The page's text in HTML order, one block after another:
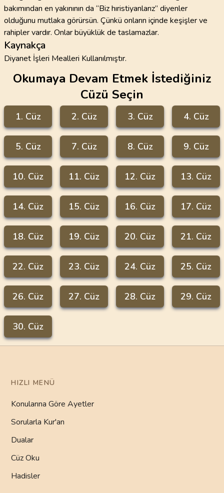
bakımından en yakınının da “Biz hıristiyanlarız” diyenler
olduğunu mutlaka görürsün. Çünkü onların içinde keşişler ve
rahipler vardır. Onlar büyüklük de taslamazlar.
Kaynakça
Diyanet İşleri Mealleri Kullanılmıştır.
Okumaya Devam Etmek İstediğiniz
Cüzü Seçin
1. Cüz 2. Cüz 3. Cüz 4. Cüz
5. Cüz 7. Cüz 8. Cüz 9. Cüz
10. Cüz 11. Cüz 12. Cüz 13. Cüz
14. Cüz 15. Cüz 16. Cüz 17. Cüz
18. Cüz 19. Cüz 20. Cüz 21. Cüz
22. Cüz 23. Cüz 24. Cüz 25. Cüz
26. Cüz 27. Cüz 28. Cüz 29. Cüz
30. Cüz
HIZLI MENÜ
Konularına Göre Ayetler
Sorularla Kur'an
Dualar
Cüz Oku
Hadisler